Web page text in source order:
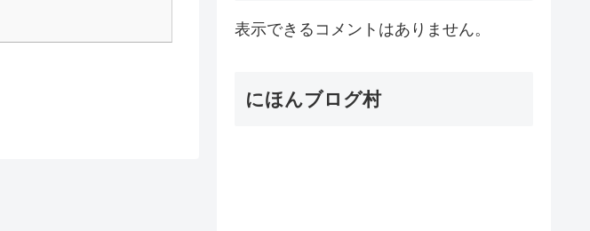
表示できるコメントはありません。
にほんブログ村